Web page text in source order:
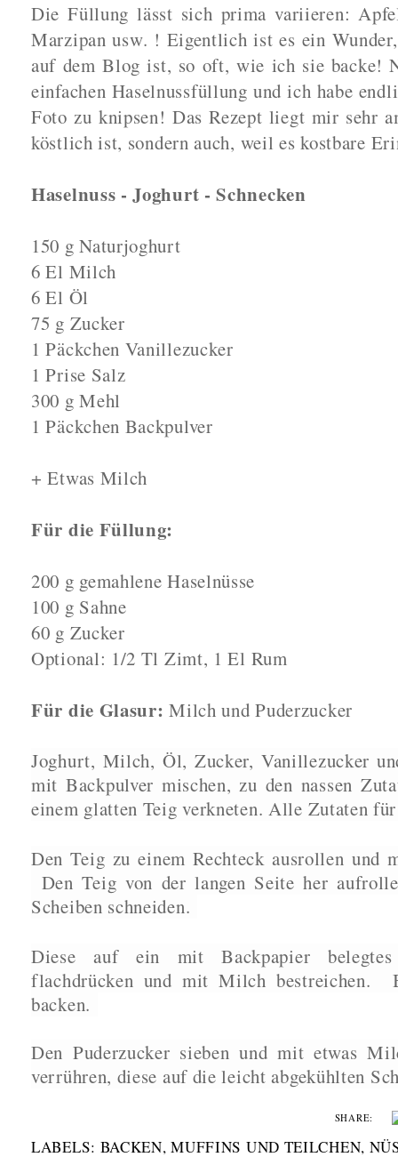
Die Füllung lässt sich prima variieren:
Marzipan usw. ! Eigentlich ist es ein
auf dem Blog ist, so oft, wie ich sie backe!
einfachen Haselnussfüllung und ich habe
Foto zu knipsen! Das Rezept liegt mir sehr
köstlich ist, sondern auch, weil es kostbare
Haselnuss - Joghurt - Schnecken
150 g Naturjoghurt
6 El Milch
6 El Öl
75 g Zucker
1 Päckchen Vanillezucker
1 Prise Salz
300 g Mehl
1 Päckchen Backpulver
+ Etwas Milch
Für die Füllung:
200 g gemahlene Haselnüsse
100 g Sahne
60 g Zucker
Optional: 1/2 Tl Zimt, 1 El Rum
Für die Glasur:Milch und Puderzucker
Joghurt, Milch, Öl, Zucker, Vanillezucker
mit Backpulver mischen, zu den nassen
einem glatten Teig verkneten. Alle Zutaten
Den Teig zu einem Rechteck ausrollen und
Den Teig von der langen Seite her
Scheiben schneiden.
Diese auf ein mit Backpapier
flachdrücken und mit Milch bestreichen.
backen.
Den Puderzucker sieben und mit etwas
verrühren, diese auf die leicht abgekühlten
SHARE:
LABELS: BACKEN,MUFFINS UND TEILCHEN,